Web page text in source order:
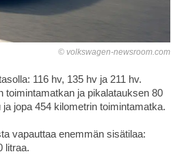
volkswagen-newsroom.com
116 hv, 135 hv ja 211 hv.
toimintamatkan ja pikalatauksen 80
jopa 454 kilometrin toimintamatka.
vapauttaa enemmän sisätilaa:
litraa.